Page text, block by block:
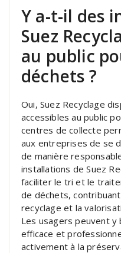
Y a-t-il des
Suez
au public
déchets ?
Oui, Suez Recyclage
accessibles au public
centres de collecte
aux entreprises de se
de manière
installations de Suez
faciliter le tri et le
de déchets,
recyclage et la
Les usagers peuvent y
efficace et
activement à la